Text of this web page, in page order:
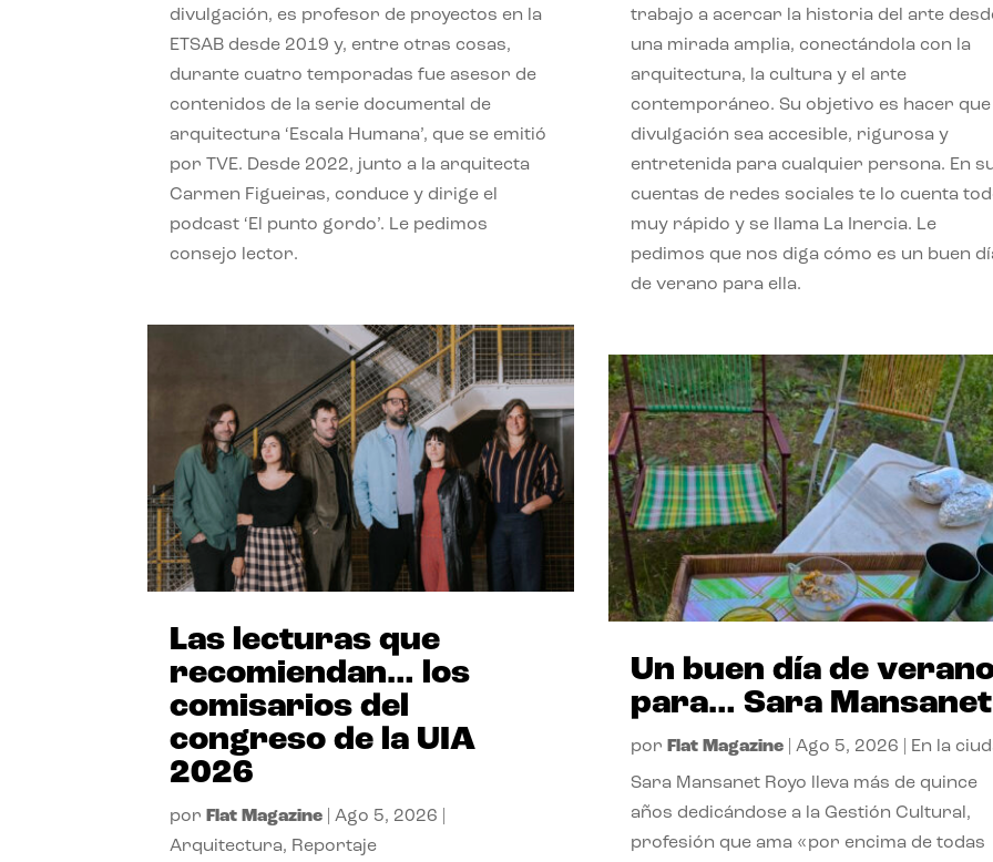
divulgación, es profesor de proyectos en la
ETSAB desde 2019 y, entre otras cosas,
durante cuatro temporadas fue asesor de
contenidos de la serie documental de
arquitectura ‘Escala Humana’, que se emitió
por TVE. Desde 2022, junto a la arquitecta
Carmen Figueiras, conduce y dirige el
podcast ‘El punto gordo’. Le pedimos
consejo lector.
Las lecturas que
recomiendan… los
comisarios del
congreso de la UIA
2026
por Flat Magazine |Ago 5, 2026
Arquitectura, Reportaje
trabajo a acercar la historia del arte
una mirada amplia, conectándola con la
arquitectura, la cultura y el arte
contemporáneo. Su objetivo es hacer que
divulgación sea accesible, rigurosa y
entretenida para cualquier persona. En
cuentas de redes sociales te lo cuenta
muy rápido y se llama La Inercia. Le
pedimos que nos diga cómo es un buen
de verano para ella.
Un buen día de
para… Sara Mansanet
por Flat Magazine| Ago 5, 2026 En la
Sara Mansanet Royo lleva más de quince
años dedicándose a la Gestión Cultural,
profesión que ama «por encima de todas